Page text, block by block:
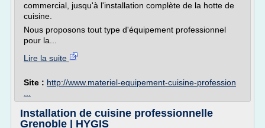
commercial, jusqu'à l'installation complète de la hotte de
cuisine.
Nous proposons tout type d'équipement professionnel
pour la...
Lire la suite
Site : http://www.materiel-equipement-cuisine-profession
Installation de cuisine professionnelle
Grenoble | HYGIS